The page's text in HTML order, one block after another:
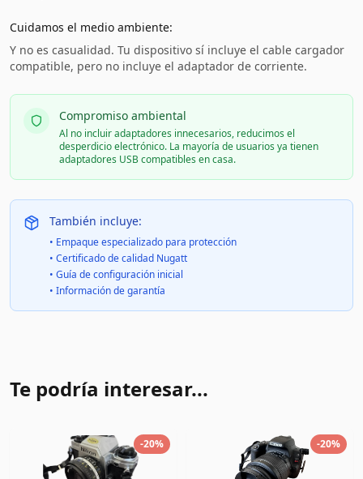
Cuidamos el medio ambiente:
Y no es casualidad. Tu dispositivo sí incluye el cable cargador
compatible, pero no incluye el adaptador de corriente.
Compromiso ambiental
Al no incluir adaptadores innecesarios, reducimos el
desperdicio electrónico. La mayoría de usuarios ya tienen
adaptadores USB compatibles en casa.
También incluye:
• Empaque especializado para protección
• Certificado de calidad Nugatt
• Guía de configuración inicial
• Información de garantía
Te podría interesar...
-20% -20%